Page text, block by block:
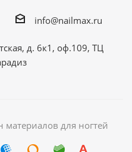
info@nailmax.ru
д. 6к1, оф.109, ТЦ
материалов для ногтей